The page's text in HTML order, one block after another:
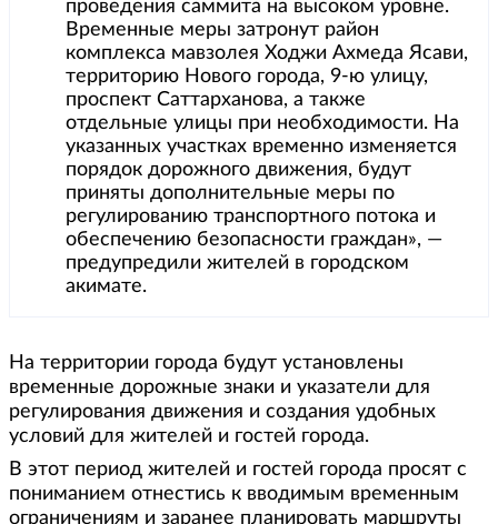
проведения саммита на высоком уровне.
Временные меры затронут район
комплекса мавзолея Ходжи Ахмеда Ясави,
территорию Нового города, 9-ю улицу,
проспект Саттарханова, а также
отдельные улицы при необходимости. На
указанных участках временно изменяется
порядок дорожного движения, будут
приняты дополнительные меры по
регулированию транспортного потока и
обеспечению безопасности граждан», —
предупредили жителей в городском
акимате.
На территории города будут установлены
временные дорожные знаки и указатели для
регулирования движения и создания удобных
условий для жителей и гостей города.
В этот период жителей и гостей города просят с
пониманием отнестись к вводимым временным
ограничениям и заранее планировать маршруты